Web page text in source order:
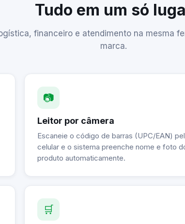
Tudo em um só
financeiro e atendimento na mesma
marca.
📷
Leitor por câmera
Escaneie o código de barras (UPC/EAN)
celular e o sistema preenche nome e foto
produto automaticamente.
🛒